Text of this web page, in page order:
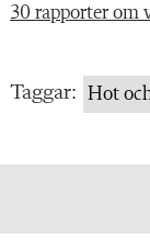
30 rapporter om
Taggar: Hot